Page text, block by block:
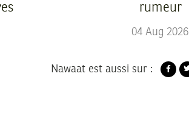
rumeur
04 Aug 2026
Nawaat est aussi sur :